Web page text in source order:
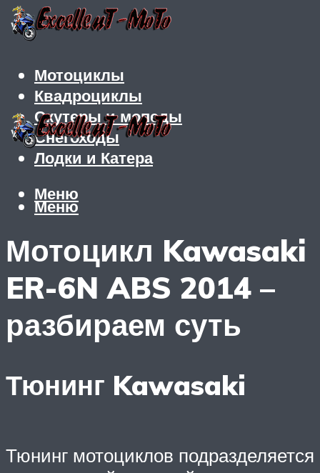
Мотоциклы
Квадроциклы
Скутеры и мопеды
Снегоходы
Лодки и Катера
Меню
Меню
Мотоцикл Kawasaki
ER-6N ABS 2014 –
разбираем суть
Тюнинг Kawasaki
Тюнинг мотоциклов подразделяется